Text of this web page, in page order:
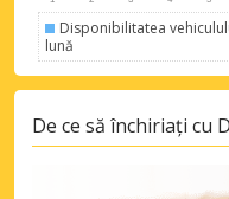
Disponibilitatea
lună
De ce să închiriați cu